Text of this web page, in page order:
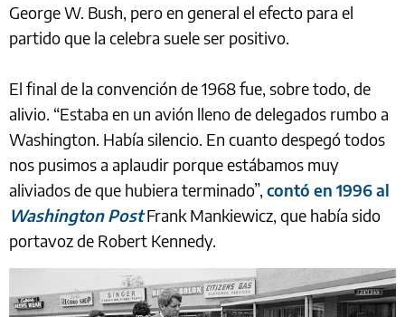
George W. Bush, pero en general el efecto para el
partido que la celebra suele ser positivo.
El final de la convención de 1968 fue, sobre todo, de
alivio. “Estaba en un avión lleno de delegados rumbo a
Washington. Había silencio. En cuanto despegó todos
nos pusimos a aplaudir porque estábamos muy
aliviados de que hubiera terminado”, contó en 1996 al
Washington PostFrank Mankiewicz, que había sido
portavoz de Robert Kennedy.